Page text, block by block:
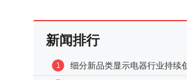
新闻排行
1 细分新品类显示电器行业持续